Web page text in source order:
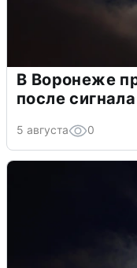
В Воронеже
после
5 августа 0